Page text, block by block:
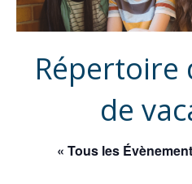
Répertoire
de
« Tous les